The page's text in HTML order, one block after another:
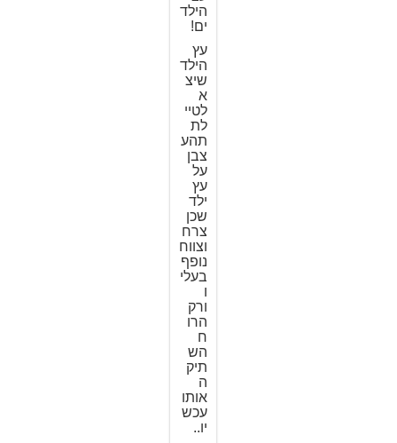
הילד
ים!
עץ
הילד
שיצ
א
לטיי
לת
תהע
צבן
על
עץ
ילד
שכן
צרח
וצווח
נופף
בעלי
ו
ורק
הרו
ח
הש
תיק
ה
אותו
עכש
יו..